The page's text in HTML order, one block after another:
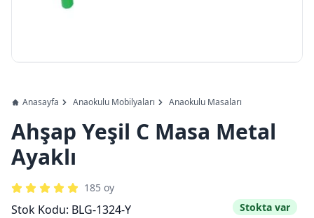
Anasayfa Anaokulu Mobilyaları Anaokulu Masaları
Ahşap Yeşil C Masa Metal
Ayaklı
185 oy
Stok Kodu: BLG-1324-Y Stokta var